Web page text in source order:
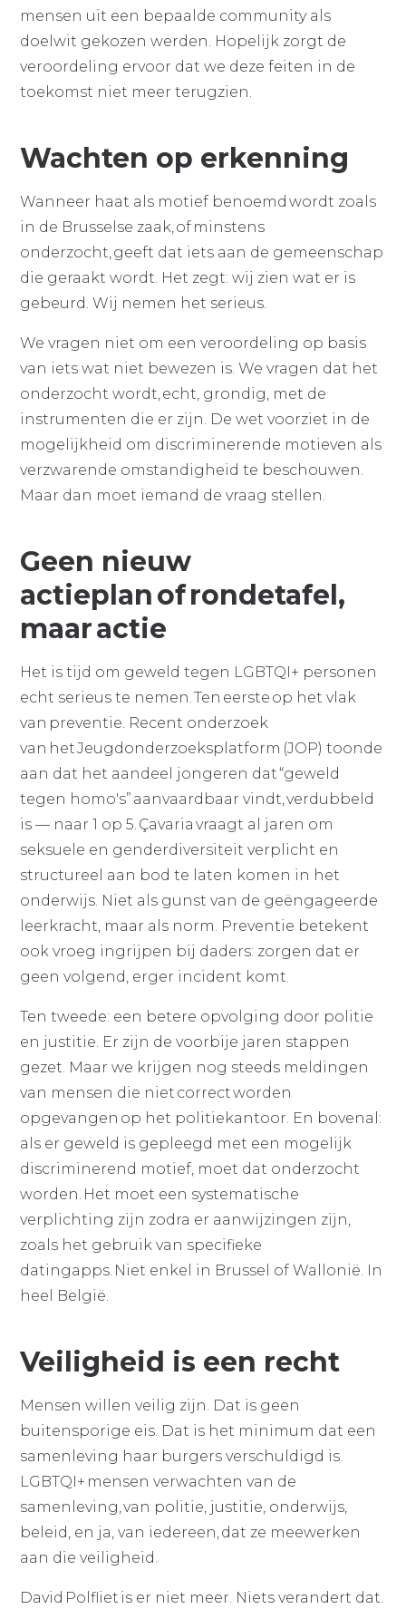
mensen uit een bepaalde community als
doelwit gekozen werden. Hopelijk zorgt de
veroordeling ervoor dat we deze feiten in de
toekomst niet meer terugzien.
Wachten op erkenning
Wanneer haat als motief benoemd wordt zoals
in de Brusselse zaak, of minstens
onderzocht, geeft dat iets aan de gemeenschap
die geraakt wordt. Het zegt: wij zien wat er is
gebeurd. Wij nemen het serieus.
We vragen niet om een veroordeling op basis
van iets wat niet bewezen is. We vragen dat het
onderzocht wordt, echt, grondig, met de
instrumenten die er zijn. De wet voorziet in de
mogelijkheid om discriminerende motieven als
verzwarende omstandigheid te beschouwen.
Maar dan moet iemand de vraag stellen.
Geen nieuw
actieplan of rondetafel,
maar actie
Het is tijd om geweld tegen LGBTQI+ personen
echt serieus te nemen. Ten eerste op het vlak
van preventie. Recent onderzoek
van het Jeugdonderzoeksplatform (JOP) toonde
aan dat het aandeel jongeren dat “geweld
tegen homo's” aanvaardbaar vindt, verdubbeld
is — naar 1 op 5. Çavaria vraagt al jaren om
seksuele en genderdiversiteit verplicht en
structureel aan bod te laten komen in het
onderwijs. Niet als gunst van de geëngageerde
leerkracht, maar als norm. Preventie betekent
ook vroeg ingrijpen bij daders: zorgen dat er
geen volgend, erger incident komt.
Ten tweede: een betere opvolging door politie
en justitie. Er zijn de voorbije jaren stappen
gezet. Maar we krijgen nog steeds meldingen
van mensen die niet correct worden
opgevangen op het politiekantoor. En bovenal:
als er geweld is gepleegd met een mogelijk
discriminerend motief, moet dat onderzocht
worden. Het moet een systematische
verplichting zijn zodra er aanwijzingen zijn,
zoals het gebruik van specifieke
datingapps. Niet enkel in Brussel of Wallonië. In
heel België.
Veiligheid is een recht
Mensen willen veilig zijn. Dat is geen
buitensporige eis. Dat is het minimum dat een
samenleving haar burgers verschuldigd is.
LGBTQI+ mensen verwachten van de
samenleving, van politie, justitie, onderwijs,
beleid, en ja, van iedereen, dat ze meewerken
aan die veiligheid.
David Polfliet is er niet meer. Niets verandert dat.